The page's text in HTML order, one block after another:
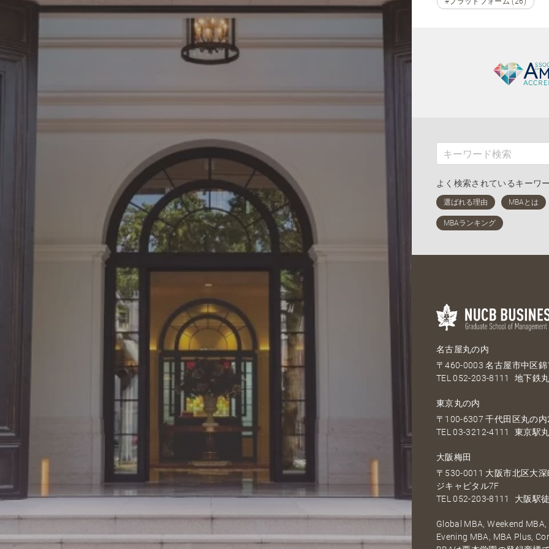
よく検索されているキーワ
名古屋丸の内
〒460-0003 名古屋市中区
TEL052-203-8111 地下鉄
東京丸の内
〒100-6307 千代田区丸の
TEL03-3212-4111 東京駅
大阪梅田
〒530-0011 大阪市北区大
ジキャピタル7F
TEL052-203-8111 大阪駅
Global MBA, Weekend
Evening MBA, MBA Plus,